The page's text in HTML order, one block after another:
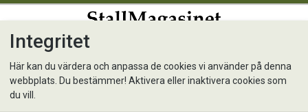
Kunde inte hitta produkten
Integritet
Här kan du värdera och anpassa de cookies vi använder på denna
webbplats. Du bestämmer! Aktivera eller inaktivera cookies som
du vill.